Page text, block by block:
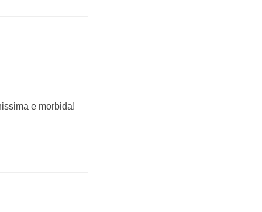
e morbida!